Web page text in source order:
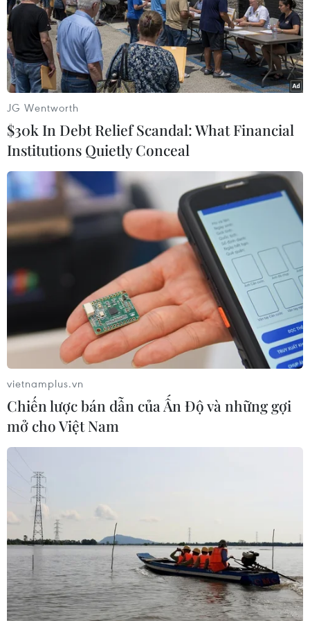
chứng khoán châu Âu đồng loạt
đóng cửa trong sắc đỏ. Các nhà
đầu tư tiếp tục theo dõi hậu quả
từ việc các đảng cực hữu giành
lợi thế trong cuộc bầu cử Nghị
viện châu Âu.
(TTXVN/Vietnam+)
#Chứng khoán Mỹ
#Chỉ số giá tiêu dùng
#Cắt giảm lãi suất
Theo dõi VietnamPlus
TIN LIÊN QUAN
JG Wentworth
$30k In Debt Relief Scandal: What Financial
Institutions Quietly Conceal
vietnamplus.vn
Chiến lược bán dẫn của Ấn Độ và những gợi
mở cho Việt Nam